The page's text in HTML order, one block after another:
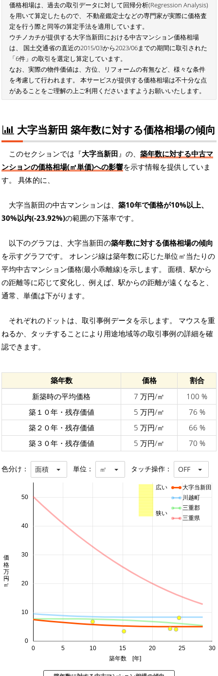
価格相場は、過去の取引データに対して回帰分析(Regression Analysis)
を用いて算定したもので、 不動産鑑定士などの専門家が実際に価格査
定を行う際と同等の算定手法を適用しています。
ウチノカチが提供する大字当新田における中古マンション価格相場
は、 国土交通省の直近の2015/03から2023/06までの期間に取引された
「6件」の取引を選定し算定しています。
なお、実際の物件価値は、方位、リフォームの有無など、様々な条件
を考慮して行われます。 本サービスが提供する価格相場は不十分な点
があることをご理解の上ご利用くださいますようお願いいたします。
大字当新田 築年数に対する価格相場の傾向
このセクションでは『大字当新田』の、 築年数に対する中古マ
ンションの価格相場(㎡単価)への影響を示す情報を提供していま
す。 具体的に、
大字当新田の中古マンションは、 築10年で価格が10%以上、
30%以内(-23.92%)の範囲の下落率です。
以下のグラフは、大字当新田の築年数に対する価格相場の傾向
を示すグラフです。 オレンジ線は築年数に応じた単位㎡当たりの
平均中古マンション価格(最小乖離線)を示します。 面積、駅から
の距離等に応じて変化し、例えば、駅からの距離が遠くなると、
通常、単価は下がります。
それぞれのドットは、取引事例データを示します。 マウスを重
ねるか、タッチすることにより用途地域等の取引事例の詳細を確
認できます。
築年数 価格
割合
新築時の平均価格
7 万円/㎡
100 %
築１０年・残存価値
5 万円/㎡
76 %
築２０年・残存価値
5 万円/㎡
66 %
築３０年・残存価値
5 万円/㎡ 70 %
色分け： 面積 単位： ㎡ タッチ操作： OFF
0 5 10 15 20 25 30
0
10
20
30
40
50
築年数 [年]
価格 万円/㎡
大字当新田
川越町
三重郡
三重県
広い
狭い